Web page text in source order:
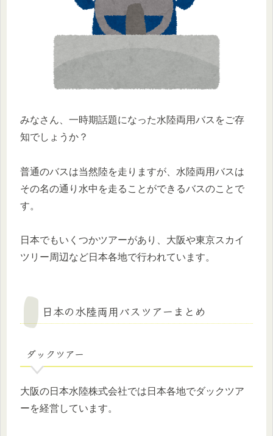
みなさん、一時期話題になった水陸両用バスをご存
知でしょうか？
普通のバスは当然陸を走りますが、水陸両用バスは
その名の通り水中を走ることができるバスのことで
す。
日本でもいくつかツアーがあり、大阪や東京スカイ
ツリー周辺など日本各地で行われています。
日本の水陸両用バスツアーまとめ
ダックツアー
大阪の日本水陸株式会社では日本各地でダックツア
ーを経営しています。